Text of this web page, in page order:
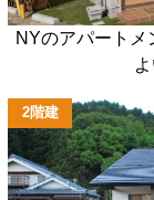
NYのアパートメ
2階建